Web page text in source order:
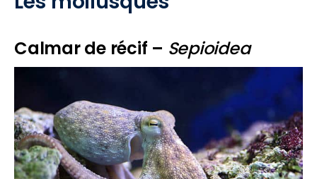
Calmar de récif – Sepioidea